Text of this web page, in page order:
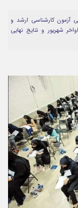
آزمون کارشناسی ارشد و
شهریور و نتایج نهایی